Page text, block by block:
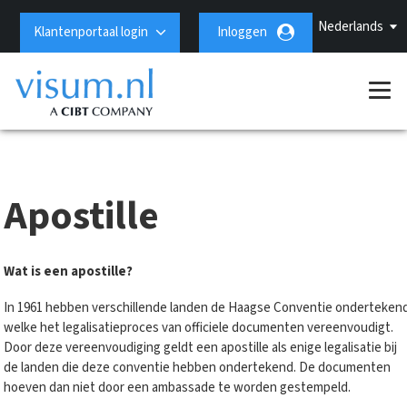
Nederlands
Klantenportaal login Inloggen
Apostille
Wat is een apostille?
In 1961 hebben verschillende landen de Haagse Conventie
welke het legalisatieproces van officiele documenten vereenvoudigt.
Door deze vereenvoudiging geldt een apostille als enige legalisatie bij
de landen die deze conventie hebben ondertekend. De documenten
hoeven dan niet door een ambassade te worden gestempeld.